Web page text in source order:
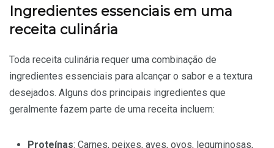
Ingredientes essenciais em uma
receita culinária
Toda receita culinária requer uma combinação de
ingredientes essenciais para alcançar o sabor e a textura
desejados. Alguns dos principais ingredientes que
geralmente fazem parte de uma receita incluem:
Proteínas: Carnes, peixes, aves, ovos, leguminosas,